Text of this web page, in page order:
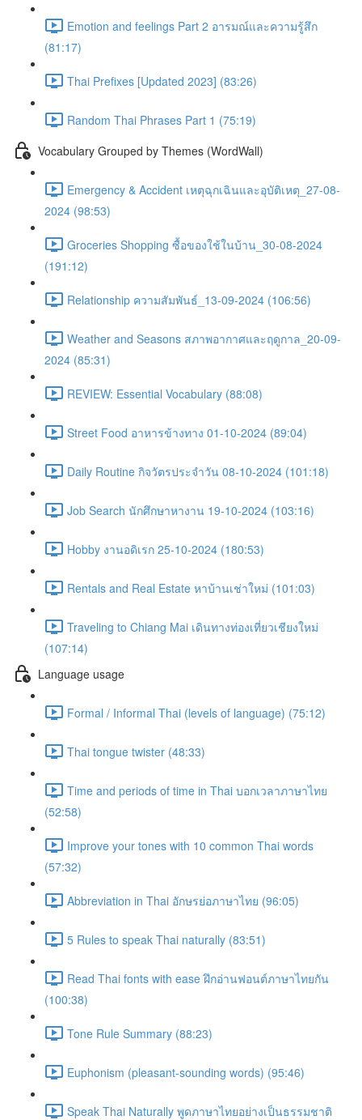
Emotion and feelings Part 2 อารมณ์และความรู้สึก
(81:17)
Thai Prefixes [Updated 2023] (83:26)
Random Thai Phrases Part 1 (75:19)
Vocabulary Grouped by Themes (WordWall)
Emergency & Accident เหตุฉุกเฉินและอุบัติเหตุ_27-08-
2024 (98:53)
Groceries Shopping ซื้อของใช้ในบ้าน_30-08-2024
(191:12)
Relationship ความสัมพันธ์_13-09-2024 (106:56)
Weather and Seasons สภาพอากาศและฤดูกาล_20-09-
2024 (85:31)
REVIEW: Essential Vocabulary (88:08)
Street Food อาหารข้างทาง 01-10-2024 (89:04)
Daily Routine กิจวัตรประจำวัน 08-10-2024 (101:18)
Job Search นักศึกษาหางาน 19-10-2024 (103:16)
Hobby งานอดิเรก 25-10-2024 (180:53)
Rentals and Real Estate หาบ้านเช่าใหม่ (101:03)
Traveling to Chiang Mai เดินทางท่องเที่ยวเชียงใหม่
(107:14)
Language usage
Formal / Informal Thai (levels of language) (75:12)
Thai tongue twister (48:33)
Time and periods of time in Thai บอกเวลาภาษาไทย
(52:58)
Improve your tones with 10 common Thai words
(57:32)
Abbreviation in Thai อักษรย่อภาษาไทย (96:05)
5 Rules to speak Thai naturally (83:51)
Read Thai fonts with ease ฝึกอ่านฟอนต์ภาษาไทยกัน
(100:38)
Tone Rule Summary (88:23)
Euphonism (pleasant-sounding words) (95:46)
Speak Thai Naturally พูดภาษาไทยอย่างเป็นธรรมชาติ